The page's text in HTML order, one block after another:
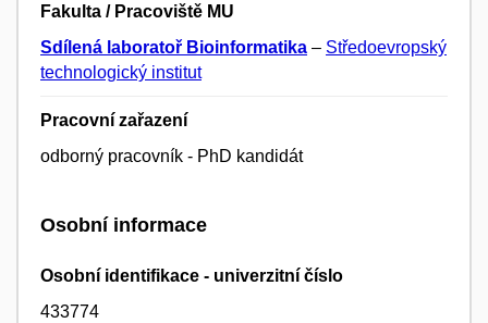
Fakulta / Pracoviště MU
Sdílená laboratoř Bioinformatika – Středoevropský
technologický institut
Pracovní zařazení
odborný pracovník - PhD kandidát
Osobní informace
Osobní identifikace - univerzitní číslo
433774